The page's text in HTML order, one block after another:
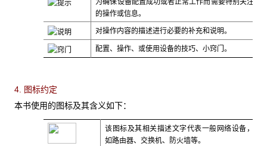
为确保设备配置成功或者正常工作而需要特别关注
的操作或信息。
对操作内容的描述进行必要的补充和说明。
配置、操作、或使用设备的技巧、小窍门。
4. 图标约定
本书使用的图标及其含义如下：
该图标及其相关描述文字代表一般网络设备，
如路由器、交换机、防火墙等。